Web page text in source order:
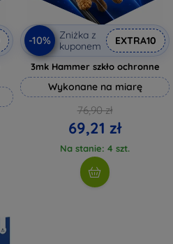
-10%
Zniżka z
kuponem
EXTRA10
3mk Hammer szkło ochronne
Wykonane na miarę
76,90 zł
69,21 zł
Na stanie: 4 szt.